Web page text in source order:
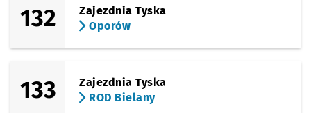
132
Zajezdnia Tyska
Oporów
133
Zajezdnia Tyska
ROD Bielany